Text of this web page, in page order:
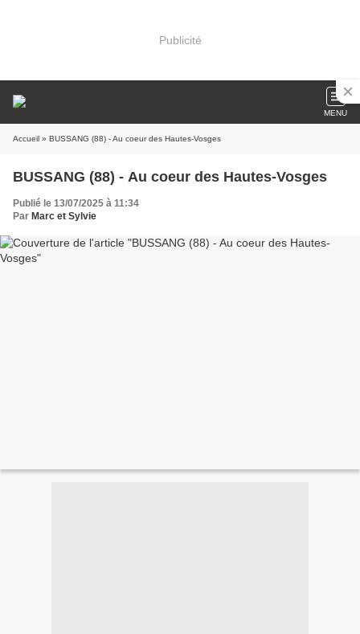
Publicité
MENU
Accueil » BUSSANG (88) - Au coeur des Hautes-Vosges
BUSSANG (88) - Au coeur des Hautes-Vosges
Publié le 13/07/2025 à 11:34
Par Marc et Sylvie